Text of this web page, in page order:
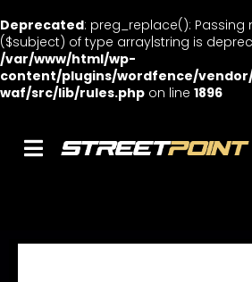
Deprecated: preg_replace():
($subject) of type array|string is
/var/www/html/wp-
content/plugins/wordfence/
waf/src/lib/rules.php on line 1896
content
Toggle
Streetcars